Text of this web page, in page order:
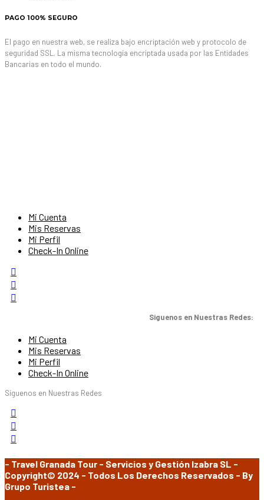
PAGO 100% SEGURO
El pago en nuestra web, se realiza bajo encriptación web y protocolo de
seguridad SSL. La misma tecnología encriptada usada por las Entidades
Bancarias en todo el mundo.
Mi Cuenta
Mis Reservas
Mi Perfil
Check-In Online
Siguenos en Nuestras Redes:
Mi Cuenta
Mis Reservas
Mi Perfil
Check-In Online
Síguenos en Nuestras Redes
- Travel Granada Tour - Servicios y Gestión Izabra SL -
Copyright© 2024 - Todos Los Derechos Reservados - By
Grupo Turistea -